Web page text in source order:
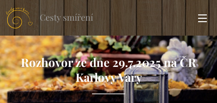
Cesty smíření
Rozhovor ze dne 29.7.2025 na ČR
Karlovy Vary